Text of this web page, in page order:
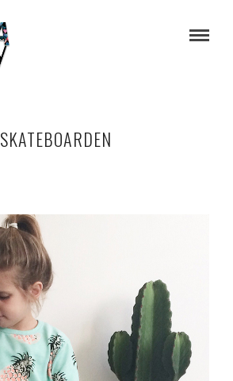
SKATEBOARDEN